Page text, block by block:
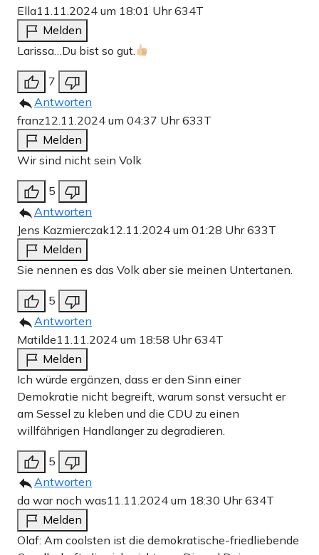
Ella11.11.2024 um 18:01 Uhr634T
Melden
Larissa…Du bist so gut.
7
Antworten
franz12.11.2024 um 04:37 Uhr633T
Melden
Wir sind nicht sein Volk
5
Antworten
Jens Kazmierczak12.11.2024 um 01:28 Uhr633T
Melden
Sie nennen es das Volk aber sie meinen Untertanen.
5
Antworten
Matilde11.11.2024 um 18:58 Uhr634T
Melden
Ich würde ergänzen, dass er den Sinn einer
Demokratie nicht begreift, warum sonst versucht er
am Sessel zu kleben und die CDU zu einen
willfährigen Handlanger zu degradieren.
5
Antworten
da war noch was11.11.2024 um 18:30 Uhr634T
Melden
Olaf: Am coolsten ist die demokratische-friedliebende